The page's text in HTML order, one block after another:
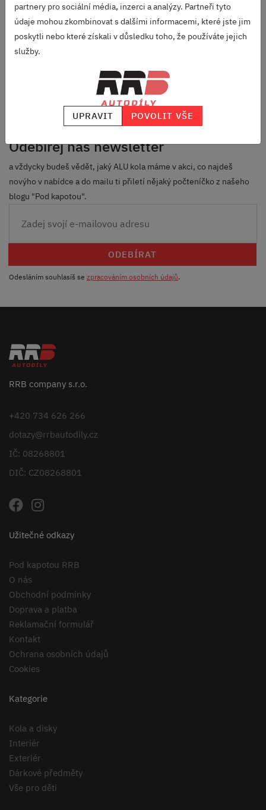
VELKÝ VÝBĚR
ZNAČEK
S DLOUHOU TRADICÍ
SKVĚLÉ HODNOCENÍ
ZBOZI.CZ
Odebírej náš newsletter
a vždycky budeš vědět, jaký ALU kola máme v akci, co najdeš
novýho v nabídce a do mailu ti přiletí nějaký počteníčko z našeho
blogu "Pod kapotou".
ODEBÍRAT
Odesláním souhlasíš se zpracováním osobních údajů.
RRB company s.r.o.
+420 734 626 266
dotazy@rrbautodily.cz
IČ: 08268801
DIČ: CZ08268801
Užitečné odkazy
Pod kapotou RRB
O nás
Obchodní podmínky
Doprava a platba
Reklamační formulář
Kontakt
Ochrana osobních údajů
Cookies
Kategorie
Kola a disky
Interiér
Exteriér
Dárkové předměty
Vše pro děti
partnery pro sociální média, inzerci a analýzy. Partneři tyto
údaje mohou zkombinovat s dalšími informacemi, které jste jim
poskytli nebo které získali v důsledku toho, že používáte jejich
služby.
UPRAVIT POVOLIT VŠE